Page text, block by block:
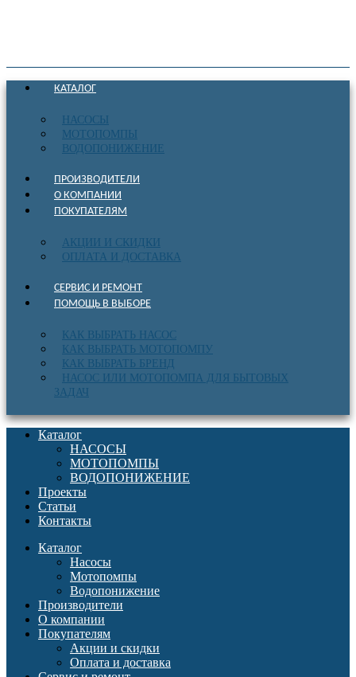
КАТАЛОГ
НАСОСЫ
МОТОПОМПЫ
ВОДОПОНИЖЕНИЕ
ПРОИЗВОДИТЕЛИ
О КОМПАНИИ
ПОКУПАТЕЛЯМ
АКЦИИ И СКИДКИ
ОПЛАТА И ДОСТАВКА
СЕРВИС И РЕМОНТ
ПОМОЩЬ В ВЫБОРЕ
КАК ВЫБРАТЬ НАСОС
КАК ВЫБРАТЬ МОТОПОМПУ
КАК ВЫБРАТЬ БРЕНД
НАСОС ИЛИ МОТОПОМПА ДЛЯ БЫТОВЫХ
ЗАДАЧ
Каталог
НАСОСЫ
МОТОПОМПЫ
ВОДОПОНИЖЕНИЕ
Проекты
Статьи
Контакты
Каталог
Насосы
Мотопомпы
Водопонижение
Производители
О компании
Покупателям
Акции и скидки
Оплата и доставка